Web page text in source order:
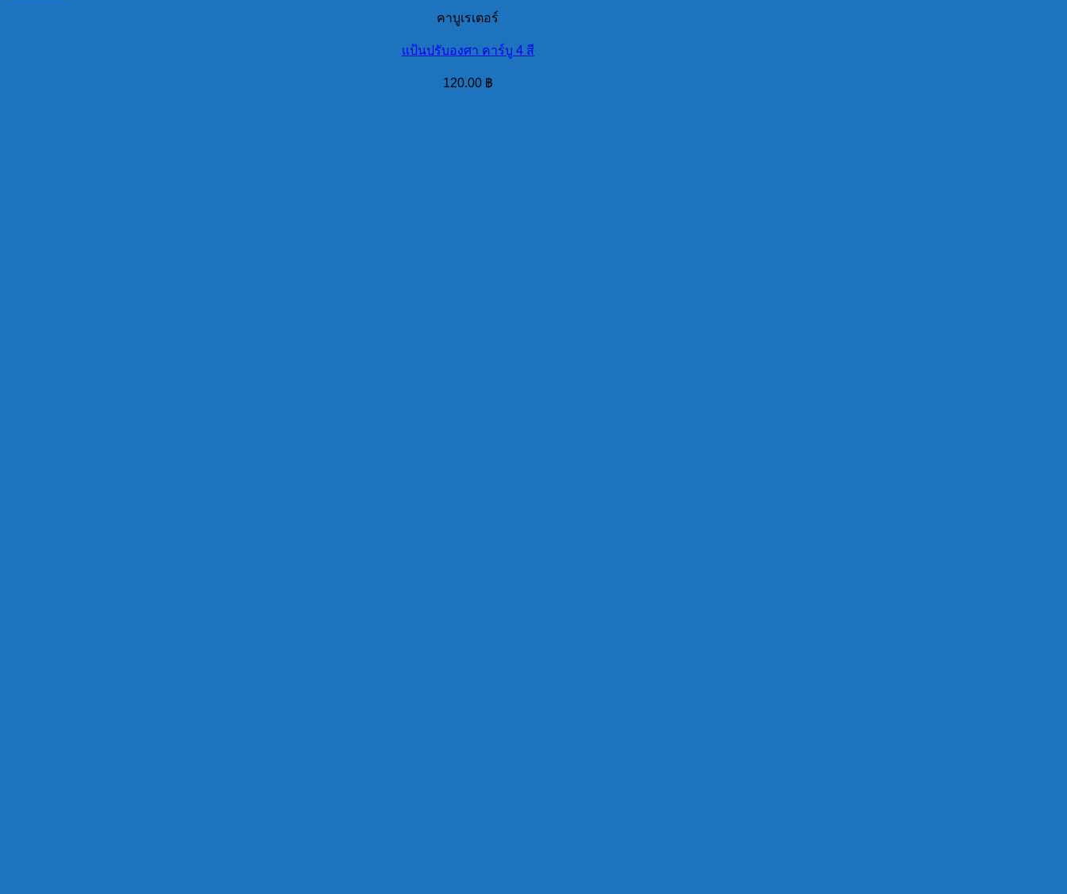
คาบูเรเตอร์
แป้นปรับองศา คาร์บู 4 สี
120.00 ฿